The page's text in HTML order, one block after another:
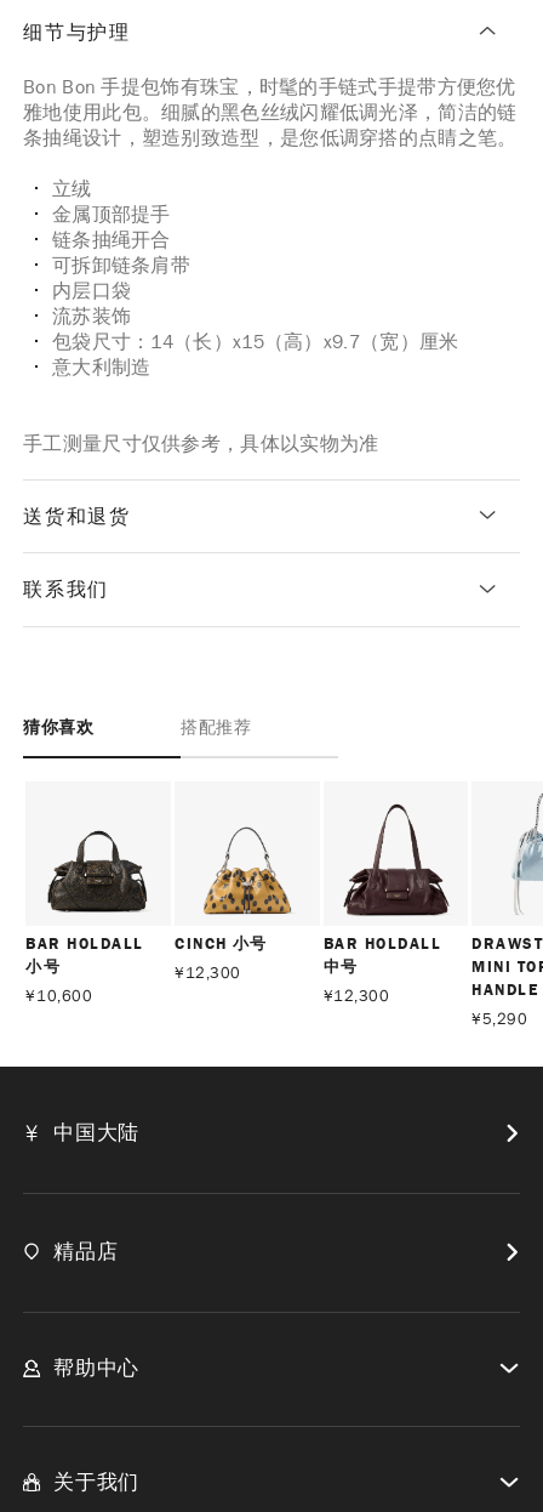
细节与护理
Bon Bon 手提包饰有珠宝，时髦的手链式手提带方便您优
雅地使用此包。细腻的黑色丝绒闪耀低调光泽，简洁的链
条抽绳设计，塑造别致造型，是您低调穿搭的点睛之笔。
立绒
金属顶部提手
链条抽绳开合
可拆卸链条肩带
内层口袋
流苏装饰
包袋尺寸：14（长）x15（高）x9.7（宽）厘米
意大利制造
手工测量尺寸仅供参考，具体以实物为准
送货和退货
联系我们
猜你喜欢 搭配推荐
BAR HOLDALL
小号
¥10,600
CINCH 小号
¥12,300
BAR HOLDALL
中号
¥12,300
MINI
HANDLE
¥5,290
中国大陆
精品店
帮助中心
关于我们